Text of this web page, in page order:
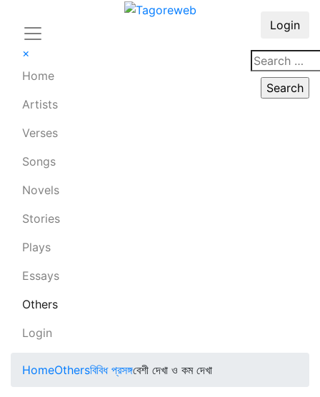
×
Home
Artists
Verses
Songs
Novels
Stories
Plays
Essays
Others
Login
Login
HomeOthersবিবিধ প্রসঙ্গবেশী দেখা ও কম দেখা